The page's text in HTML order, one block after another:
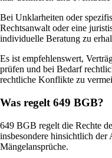
Bei Unklarheiten oder
Rechtsanwalt oder eine
individuelle Beratung zu
Es ist empfehlenswert,
prüfen und bei Bedarf
rechtliche Konflikte zu
Was regelt 649 BGB?
649 BGB regelt die Rechte
insbesondere hinsichtlich der
Mängelansprüche.